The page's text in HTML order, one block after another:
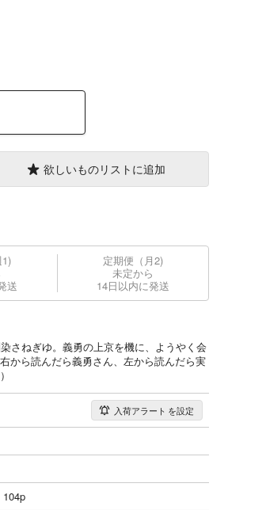
欲しいものリストに追加
送
定期便（月2)
未定から
14日以内に発送
さねぎゆ。義勇の上京を機に、ようやく会
ら読んだら義勇さん、左から読んだら実
入荷アラート を設定